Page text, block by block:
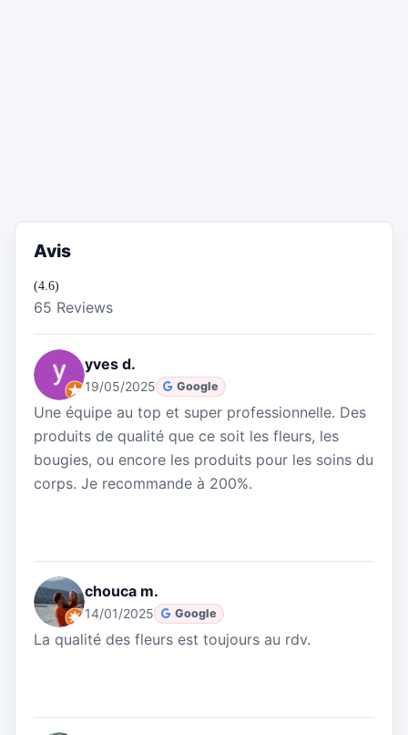
Avis
(4.6)
65 Reviews
yves d.
19/05/2025 Google
Une équipe au top et super professionnelle. Des
produits de qualité que ce soit les fleurs, les
bougies, ou encore les produits pour les soins du
corps. Je recommande à 200%.
chouca m.
14/01/2025 Google
La qualité des fleurs est toujours au rdv.